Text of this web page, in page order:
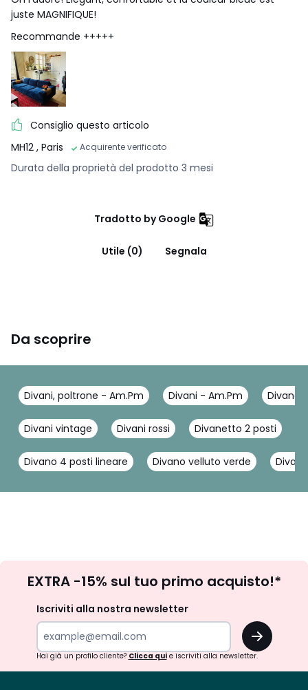
juste MAGNIFIQUE!
Recommande +++++
Consiglio questo articolo
MH12 , Paris Acquirente verificato
Durata della proprietà del prodotto 3 mesi
Tradotto by Google
Utile (0) Segnala
Da scoprire
Divani, poltrone - Am.Pm Divani - Am.Pm Divano
Divani vintage Divani rossi Divanetto 2 posti
Divano 4 posti lineare Divano velluto verde
newsletter
EXTRA -15% sul tuo primo acquisto!*
Iscriviti alla nostra newsletter
OK
Hai già un profilo cliente? Clicca quie iscriviti alla newsletter.